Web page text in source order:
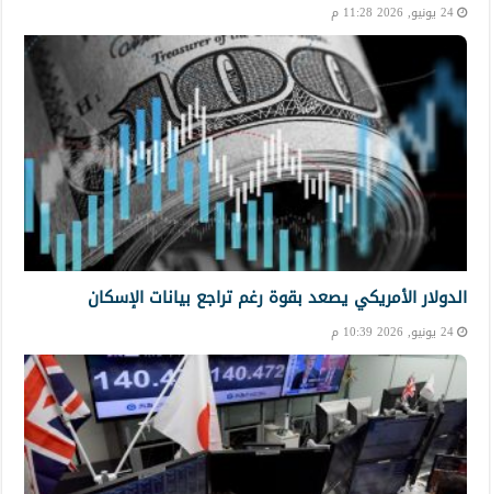
24 يونيو, 2026 11:28 م
الدولار الأمريكي يصعد بقوة رغم تراجع بيانات الإسكان
24 يونيو, 2026 10:39 م